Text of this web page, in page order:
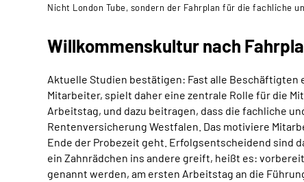
Nicht London Tube, sondern der Fahrplan für die fachliche
Willkommenskultur nach
Aktuelle Studien bestätigen: Fast alle Beschäftigten
Mitarbeiter, spielt daher eine zentrale Rolle für die
Arbeitstag, und dazu beitragen, dass die fachliche
Rentenversicherung Westfalen. Das motiviere
Ende der Probezeit geht. Erfolgsentscheidend sind
ein Zahnrädchen ins andere greift, heißt es:
genannt werden, am ersten Arbeitstag an die